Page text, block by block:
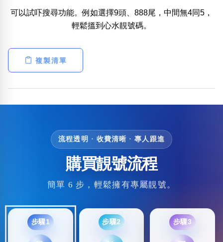
可以試吓搜尋功能。例如選擇9頭、888尾，中間無4同5，
輕鬆搵到心水靚號碼。
複製清單
流程透明 · 收費清晰 · 專人跟進
購買靚號流程
簡單 6 步，輕鬆擁有專屬靚號。
步驟1 步驟2 步驟3